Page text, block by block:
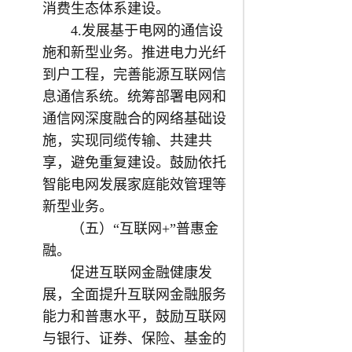
消费生态体系建设。
4.发展基于电网的通信设
施和新型业务。推进电力光纤
到户工程，完善能源互联网信
息通信系统。统筹部署电网和
通信网深度融合的网络基础设
施，实现同缆传输、共建共
享，避免重复建设。鼓励依托
智能电网发展家庭能效管理等
新型业务。
（五）“互联网+”普惠金
融。
促进互联网金融健康发
展，全面提升互联网金融服务
能力和普惠水平，鼓励互联网
与银行、证券、保险、基金的